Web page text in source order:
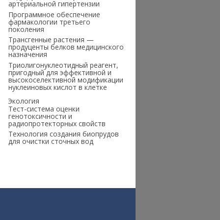
артериальной гипертензии
Программное обеспечение
фармакологии третьего
поколения
Трансгенные растения —
продуценты белков медицинского
назначения
Триолигонуклеотидный реагент,
пригодный для эффективной и
высокоселективной модификации
нуклеиновых кислот в клетке
Экология
Тест-система оценки
генотоксичности и
радиопротекторных свойств
Технология создания биопрудов
для очистки сточных вод